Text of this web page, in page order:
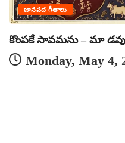
జానపద గీతాలు
కొంపకే సావమను – మా
Monday, May 4,